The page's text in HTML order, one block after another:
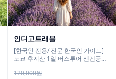
인디고트래블
[한국인 전용/ 전문 한국인 가이드]
도쿄 후지산 1일 버스투어 센겐공원
120,000원